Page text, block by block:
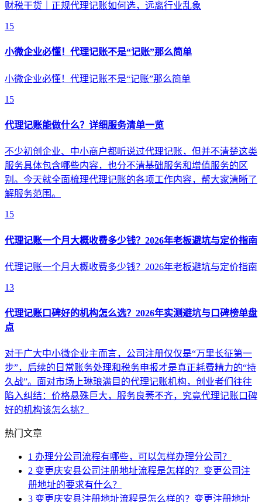
财税干货｜正规代理记账如何选，远离行业乱象
15
小微企业必懂！代理记账不是“记账”那么简单
小微企业必懂！代理记账不是“记账”那么简单
15
代理记账能做什么？详细服务清单一览
不少初创企业、中小商户都听说过代理记账，但并不清楚这类
服务具体包含哪些内容，也分不清基础服务和增值服务的区
别。今天就全面梳理代理记账的各项工作内容，帮大家清晰了
解服务范围。
15
代理记账一个月大概收费多少钱？2026年老板避坑与定价指南
代理记账一个月大概收费多少钱？2026年老板避坑与定价指南
13
代理记账口碑好的机构怎么选？2026年实测避坑与口碑榜单盘
点
对于广大中小微企业主而言，公司注册仅仅是“万里长征第一
步”，后续的日常账务处理和税务申报才是真正耗费精力的“持
久战”。面对市场上琳琅满目的代理记账机构，创业者们往往
陷入纠结：价格悬殊巨大，服务良莠不齐，究竟代理记账口碑
好的机构该怎么挑？
热门文章
1 办理分公司流程有哪些，可以怎样办理分公司？
2 变更庆安县公司注册地址流程是怎样的？变更公司注
册地址的要求有什么？
3 变更庆安县注册地址流程是怎么样的？变更注册地址